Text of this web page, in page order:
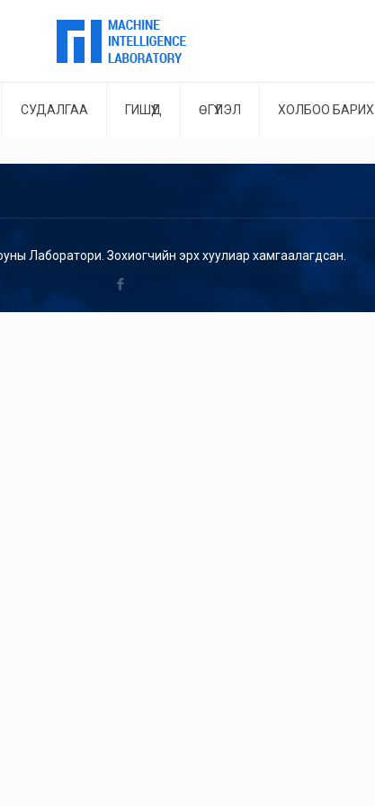
СУДАЛГАА ГИШҮҮД ӨГҮҮЛЭЛ ХОЛБОО БАРИХ
Лаборатори. Зохиогчийн эрх хуулиар хамгаалагдсан.